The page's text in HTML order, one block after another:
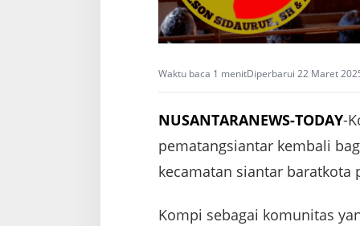
n
i
.
Waktu baca 1 menitDiperbarui 22 Maret
NUSANTARANEWS-TODAY-
pematangsiantar kembali
kecamatan siantar baratkota
Kompi sebagai komunitas